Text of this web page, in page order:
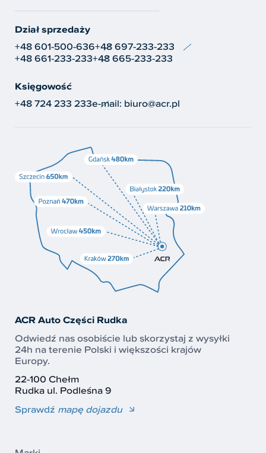
Dział sprzedaży
+48 601-500-636+48 697-233-233
+48 661-233-233+48 665-233-233
Księgowość
+48 724 233 233e-mail: biuro@acr.pl
ACR Auto Części Rudka
Odwiedź nas osobiście lub skorzystaj z wysyłki
24h na terenie Polski i większości krajów
Europy.
22-100 Chełm
Rudka ul. Podleśna 9
Sprawdź mapę dojazdu